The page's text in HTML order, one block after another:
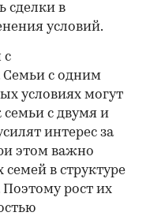
сделки в
условий.
с
Семьи с одним
условиях могут
семьи с двумя и
интерес за
этом важно
в структуре
рост их